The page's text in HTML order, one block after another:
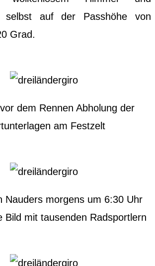
selbst auf der Passhöhe von
Grad.
dem Rennen Abholung der
am Festzelt
Nauders morgens um 6:30 Uhr
Bild mit tausenden Radsportlern